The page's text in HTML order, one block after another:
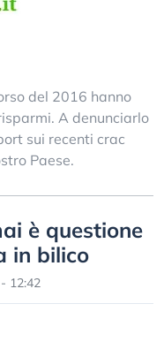
del 2016 hanno
A denunciarlo
sui recenti crac
Paese.
è questione
in bilico
12:42